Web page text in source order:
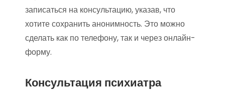
записаться на консультацию, указав, что
хотите сохранить анонимность. Это можно
сделать как по телефону, так и через онлайн-
форму.
Консультация психиатра